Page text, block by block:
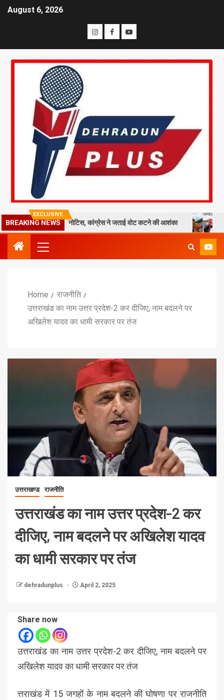
August 6, 2026
EXCLUSIVE
BREAKING NEWS
मतदाताओं को नोटिस, कांग्रेस ने जताई वोट कटने की आशंका धराली आपदा
Home
राजनीति
उत्तराखंड का नाम उत्तर प्रदेश-2 कर दीजिए, नाम बदलने पर
अखिलेश यादव का धामी सरकार पर तंज
उत्तराखण्ड राजनीति
उत्तराखंड का नाम उत्तर प्रदेश-2 कर
दीजिए, नाम बदलने पर अखिलेश यादव
का धामी सरकार पर तंज
dehradunplus April 2, 2025
Share now
उत्तराखंड का नाम उत्तर प्रदेश-2 कर दीजिए, नाम बदलने पर
अखिलेश यादव का धामी सरकार पर तंज
त्तराखंड में 15 जगहों के नाम बदलने की घोषणा पर राजनीति